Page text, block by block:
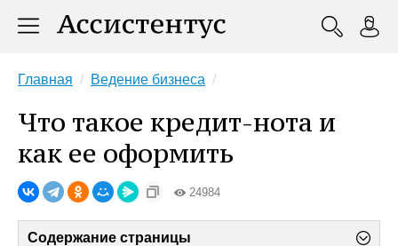
Главная Ведение бизнеса
Что такое кредит-нота и
как ее оформить
24984
Содержание страницы